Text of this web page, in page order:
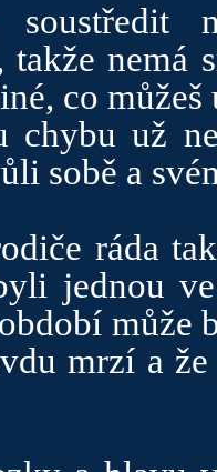
takže nemá
co
chybu už
sobě a
ráda
jednou
může
mrzí a